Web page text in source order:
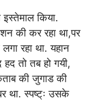
इस्तेमाल किया.
की कर रहा था,पर
रहा था. यहान
तो तब हो गयी,
की जुगाड की
था. स्पष्ट्ः उसके